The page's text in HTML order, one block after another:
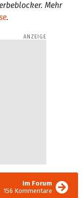
Mehr
.
Im Forum
156 Kommentare